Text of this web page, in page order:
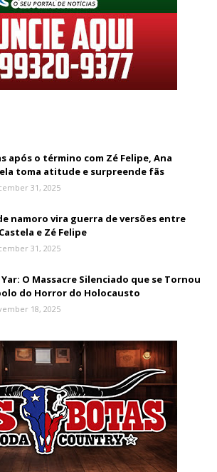
após o término com Zé Felipe, Ana
toma atitude e surpreende fãs
31, 2025
namoro vira guerra de versões entre
e Zé Felipe
31, 2025
O Massacre Silenciado que se Tornou
do Horror do Holocausto
18, 2025